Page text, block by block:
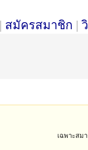
| สมัครสมาชิก |
เฉพาะสม